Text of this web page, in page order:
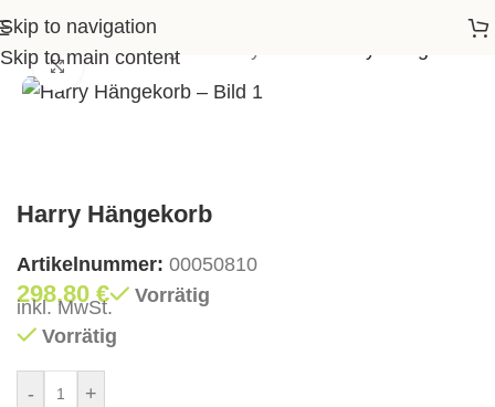
Skip to navigation
Skip to main content
Garten >Gartenliegen & Daybeds
Klick zum Vergrößern
Harry Hängekorb
Artikelnummer: 00050810
298,80€ Vorrätig
inkl. MwSt.
Vorrätig
- +